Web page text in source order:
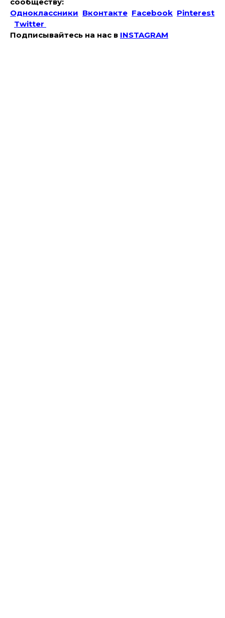
Одноклассники Вконтакте Facebook Pinterest
Twitter
Подписывайтесь на наc в INSTAGRAM